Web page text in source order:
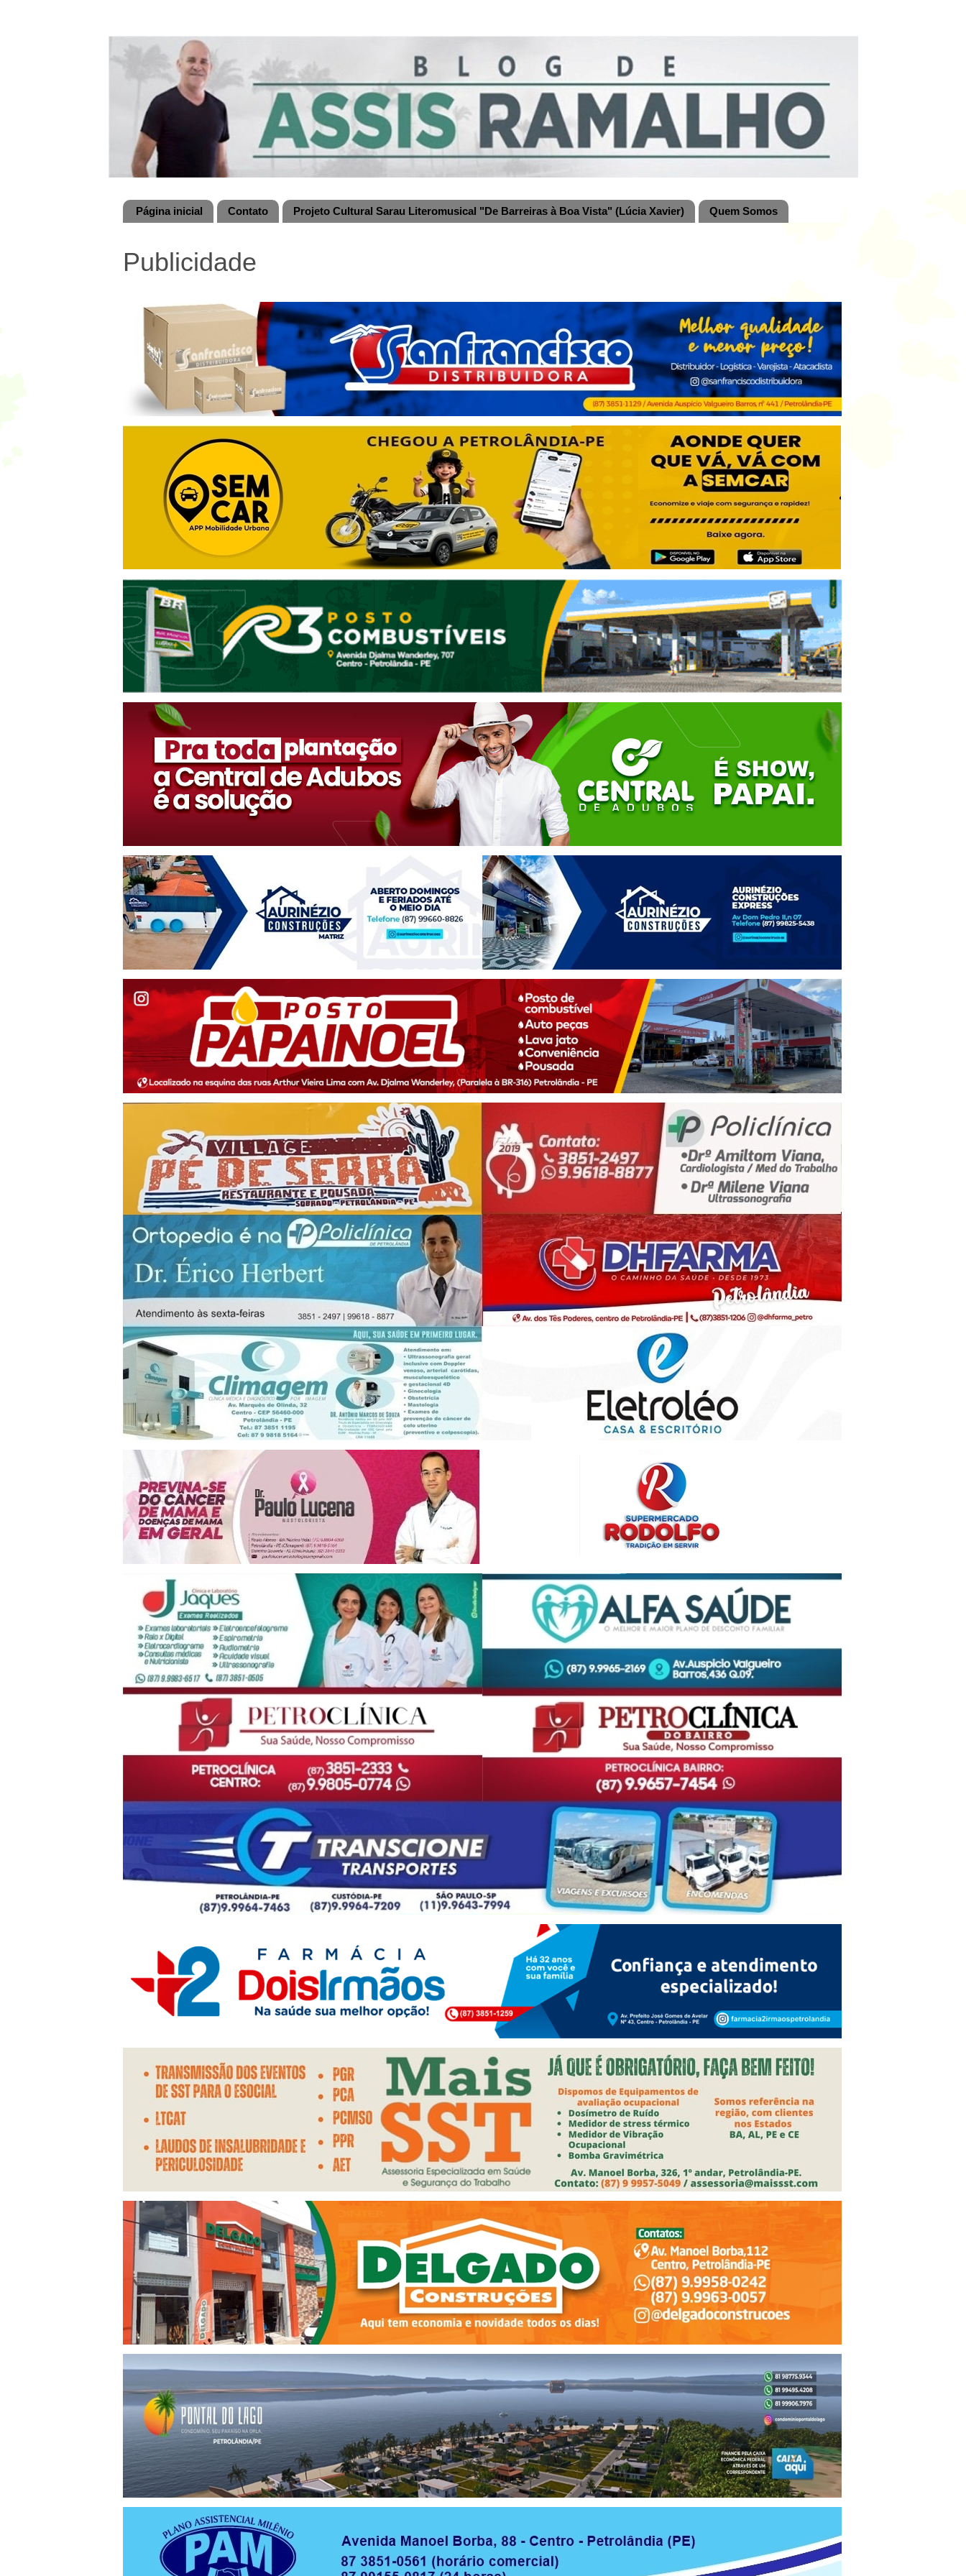
Página inicial Contato Projeto Cultural Sarau Literomusical "De Barreiras à Boa Vista" (Lúcia Xavier) Quem Somos
Publicidade